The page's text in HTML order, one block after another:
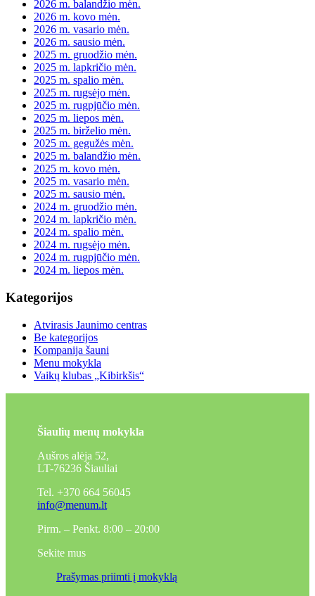
2026 m. balandžio mėn.
2026 m. kovo mėn.
2026 m. vasario mėn.
2026 m. sausio mėn.
2025 m. gruodžio mėn.
2025 m. lapkričio mėn.
2025 m. spalio mėn.
2025 m. rugsėjo mėn.
2025 m. rugpjūčio mėn.
2025 m. liepos mėn.
2025 m. birželio mėn.
2025 m. gegužės mėn.
2025 m. balandžio mėn.
2025 m. kovo mėn.
2025 m. vasario mėn.
2025 m. sausio mėn.
2024 m. gruodžio mėn.
2024 m. lapkričio mėn.
2024 m. spalio mėn.
2024 m. rugsėjo mėn.
2024 m. rugpjūčio mėn.
2024 m. liepos mėn.
Kategorijos
Atvirasis Jaunimo centras
Be kategorijos
Kompanija šauni
Menu mokykla
Vaikų klubas „Kibirkšis“
Šiaulių menų mokykla
Aušros alėja 52,
LT-76236 Šiauliai
Tel. +370 664 56045
info@menum.lt
Pirm. – Penkt. 8:00 – 20:00
Sekite mus
Prašymas priimti į mokyklą